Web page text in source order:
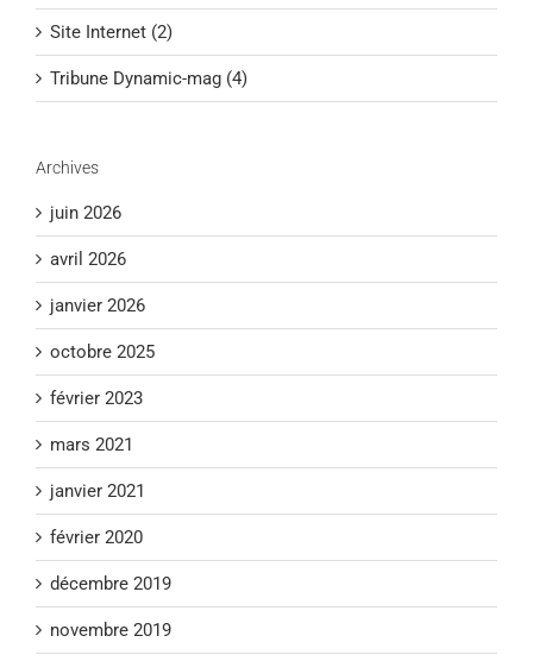
Site Internet (2)
Tribune Dynamic-mag (4)
Archives
juin 2026
avril 2026
janvier 2026
octobre 2025
février 2023
mars 2021
janvier 2021
février 2020
décembre 2019
novembre 2019